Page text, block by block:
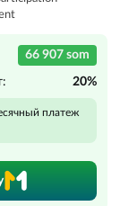
66 907 som
20%
платеж